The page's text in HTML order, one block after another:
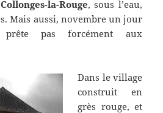
Collonges-la-Rouge, sous l’eau,
Mais aussi, novembre un jour
pas forcément aux
Dans le village
construit en
grès rouge, et